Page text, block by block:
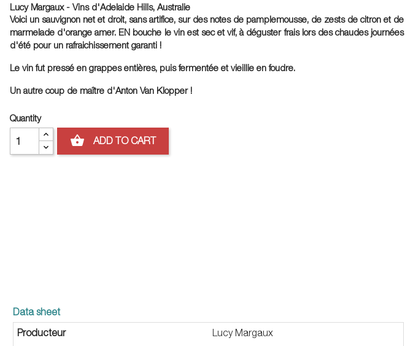
Lucy Margaux - Vins d'Adelaide Hills, Australie
Voici un sauvignon net et droit, sans artifice, sur des notes de pamplemousse, de zests de citron et de
marmelade d'orange amer. EN bouche le vin est sec et vif, à déguster frais lors des chaudes journées
d'été pour un rafraichissement garanti !
Le vin fut pressé en grappes entières, puis fermentée et vieillie en foudre.
Un autre coup de maître d'Anton Van Klopper !
Quantity
shopping_basket ADD TO CART
Data sheet
Producteur
Lucy Margaux